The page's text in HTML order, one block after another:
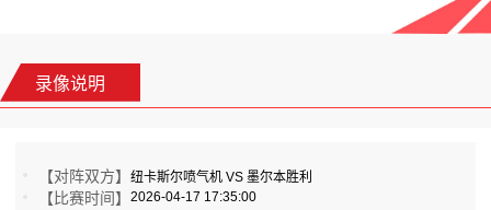
录像说明
【对阵双方】纽卡斯尔喷气机 VS 墨尔本胜利
【比赛时间】2026-04-17 17:35:00